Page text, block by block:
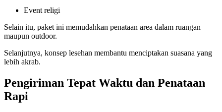
Event religi
Selain itu, paket ini memudahkan penataan area dalam ruangan
maupun outdoor.
Selanjutnya, konsep lesehan membantu menciptakan suasana yang
lebih akrab.
Pengiriman Tepat Waktu dan Penataan
Rapi